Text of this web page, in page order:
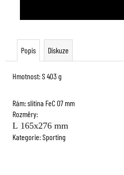
Popis Diskuze
Hmotnost: S 403 g
Rám: slitina FeC O7 mm
Rozměry:
L 165x276 mm
Kategorie: Sporting